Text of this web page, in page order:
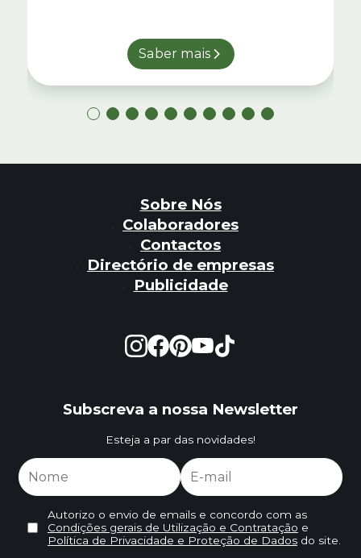
Saber mais
Sobre Nós
Colaboradores
Contactos
Directório de empresas
Publicidade
Subscreva a nossa Newsletter
Esteja a par das novidades!
Autorizo o envio de emails e concordo com as
Condições gerais de Utilização e Contratação e
Política de Privacidade e Proteção de Dadosdo site.